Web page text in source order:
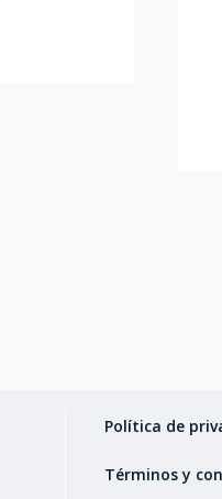
Política de
Términos y